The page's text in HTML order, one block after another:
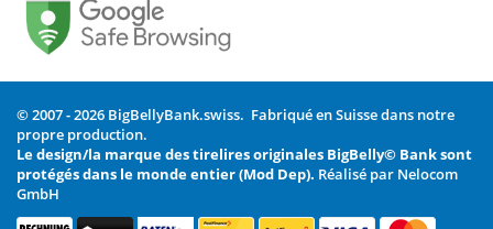
© 2007 - 2026 BigBellyBank.swiss. Fabriqué en Suisse dans notre
propre production.
Le design/la marque des tirelires originales BigBelly© Bank sont
protégés dans le monde entier (Mod Dep). Réalisé par Nelocom
GmbH